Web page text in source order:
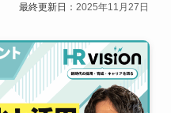
最終更新日：2025年11月27日